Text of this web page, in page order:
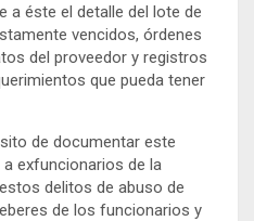
a éste el detalle del lote de
vencidos, órdenes
del proveedor y registros
que pueda tener
de documentar este
exfuncionarios de la
delitos de abuso de
de los funcionarios y